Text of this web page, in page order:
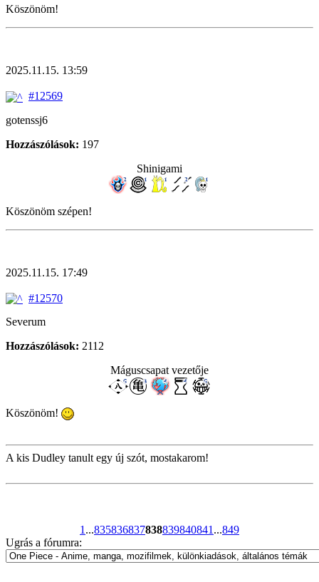
Köszönöm!
2025.11.15. 13:59
#12569
gotenssj6
Hozzászólások: 197
Shinigami
Köszönöm szépen!
2025.11.15. 17:49
#12570
Severum
Hozzászólások: 2112
Máguscsapat vezetője
Köszönöm!
A kis Dudley tanult egy új szót, mostakarom!
1 ...835836837838839840841 ...849
Ugrás a fórumra: